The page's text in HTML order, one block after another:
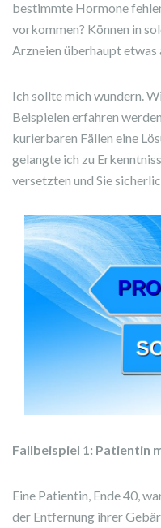
bestimmte Hormone
vorkommen? Können in
Arzneien überhaupt etwas
Ich sollte mich wundern.
Beispielen erfahren
kurierbaren Fällen eine
gelangte ich zu
versetzten und Sie
Fallbeispiel 1: Patientin
Eine Patientin, Ende 40,
der Entfernung ihrer